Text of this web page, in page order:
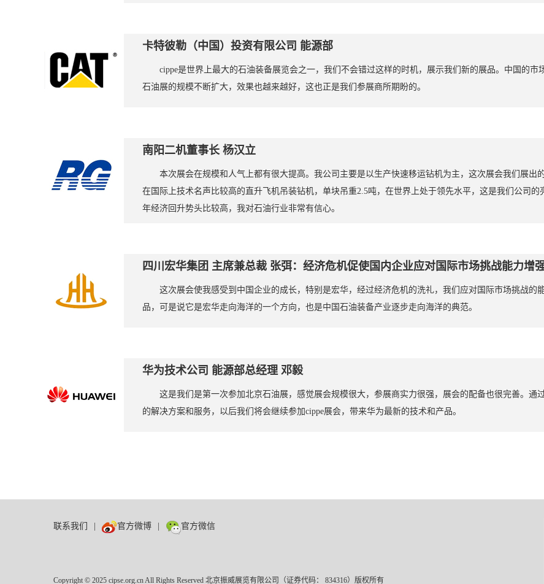
卡特彼勒（中国）投资有限公司 能源部
cippe是世界上最大的石油装备展览会之一，我们不会错过这样的时机，展示我们新的展品。中国的
石油展的规模不断扩大，效果也越来越好，这也正是我们参展商所期盼的。
南阳二机董事长 杨汉立
本次展会在规模和人气上都有很大提高。我公司主要是以生产快速移运钻机为主，这次展会我们展
在国际上技术名声比较高的直升飞机吊装钻机，单块吊重2.5吨，在世界上处于领先水平，这是我们公司
年经济回升势头比较高，我对石油行业非常有信心。
四川宏华集团 主席兼总裁 张弭：经济危机促使国内企业应对国际市场挑战能力增
这次展会使我感受到中国企业的成长，特别是宏华，经过经济危机的洗礼，我们应对国际市场挑战的
品，可是说它是宏华走向海洋的一个方向，也是中国石油装备产业逐步走向海洋的典范。
华为技术公司 能源部总经理 邓毅
这是我们是第一次参加北京石油展，感觉展会规模很大，参展商实力很强，展会的配备也很完善。
的解决方案和服务，以后我们将会继续参加cippe展会，带来华为最新的技术和产品。
联系我们 官方微博 官方微信
Copyright © 2025 cipse.org.cn All Rights Reserved 北京振威展览有限公司（证券代码： 834316）版权所有